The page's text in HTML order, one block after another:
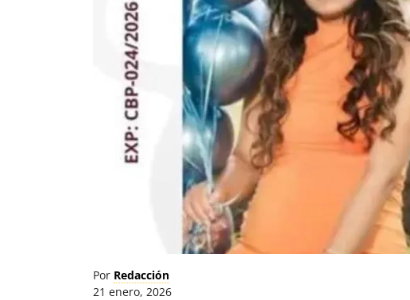
Por Redacción
21 enero, 2026